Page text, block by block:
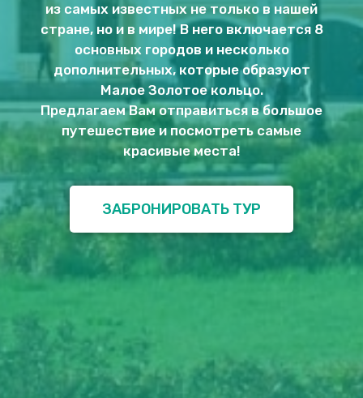
из самых известных не только в нашей
стране, но и в мире! В него включается 8
основных городов и несколько
дополнительных, которые образуют
Малое Золотое кольцо.
Предлагаем Вам отправиться в большое
путешествие и посмотреть самые
красивые места!
ЗАБРОНИРОВАТЬ ТУР